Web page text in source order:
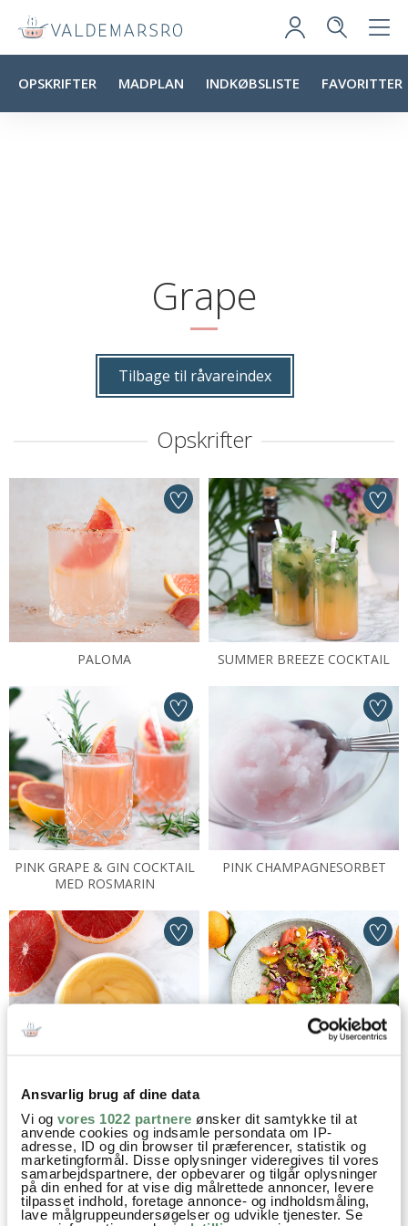
Ansvarlig brug af dine data
Vi og vores 1022 partnere ønsker dit samtykke til at
anvende cookies og indsamle persondata om IP-
adresse, ID og din browser til præferencer, statistik og
marketingformål. Disse oplysninger videregives til vores
samarbejdspartnere, der opbevarer og tilgår oplysninger
på din enhed for at vise dig målrettede annoncer, levere
tilpasset indhold, foretage annonce- og indholdsmåling,
lave målgruppeundersøgelser og udvikle tjenester. Se
OPSKRIFTER MADPLAN INDKØBSLISTE FAVORITTER
Grape
Tilbage til råvareindex
Opskrifter
PALOMA SUMMER BREEZE COCKTAIL
PINK GRAPE & GIN COCKTAIL
MED ROSMARIN
PINK CHAMPAGNESORBET
GRAPECURD
UGENS MADPLAN
Få en madplan fra Valdemarsro
hver uge og tilpas madplanen,